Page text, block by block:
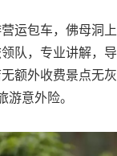
运包车，佛母洞上
队，专业讲解，导
额外收费景点无灰
游意外险。